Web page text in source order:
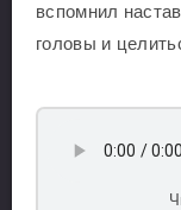
вспомнил
головы и